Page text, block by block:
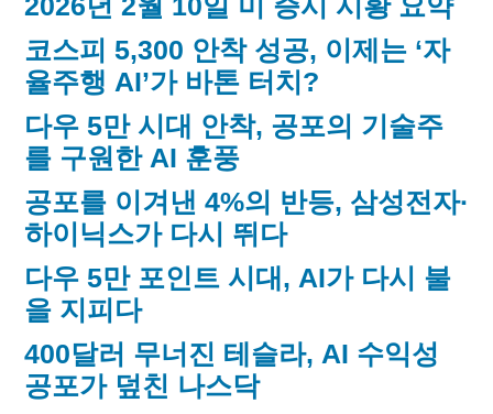
2026년 2월 10일 미 증시 시황 요약
코스피 5,300 안착 성공, 이제는 ‘자
율주행 AI’가 바톤 터치?
다우 5만 시대 안착, 공포의 기술주
를 구원한 AI 훈풍
공포를 이겨낸 4%의 반등, 삼성전자·
하이닉스가 다시 뛰다
다우 5만 포인트 시대, AI가 다시 불
을 지피다
400달러 무너진 테슬라, AI 수익성
공포가 덮친 나스닥